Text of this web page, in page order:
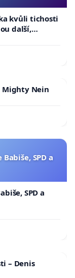
kvůli tichosti
další,
Mighty Nein
SPD a
SPD a
– Denis